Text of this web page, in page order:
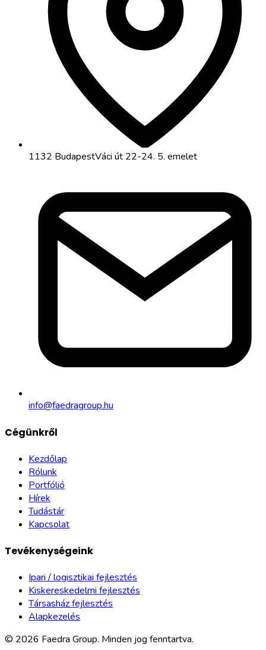
1132 BudapestVáci út 22-24. 5. emelet
info@faedragroup.hu
Cégünkről
Kezdőlap
Rólunk
Portfólió
Hírek
Tudástár
Kapcsolat
Tevékenységeink
Ipari / logisztikai fejlesztés
Kiskereskedelmi fejlesztés
Társasház fejlesztés
Alapkezelés
© 2026 Faedra Group. Minden jog fenntartva.